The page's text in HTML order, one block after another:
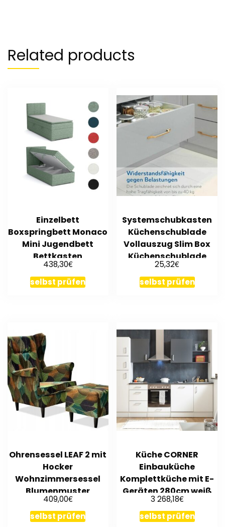
Related products
Einzelbett
Boxspringbett Monaco
Mini Jugendbett
Bettkasten
90/100x200cm
Designbett
438,30€
selbst prüfen
Systemschubkasten
Küchenschublade
Vollauszug Slim Box
Küchenschublade
40kg
25,32€
selbst prüfen
Ohrensessel LEAF 2 mit
Hocker
Wohnzimmersessel
Blumenmuster
409,00€
selbst prüfen
Küche CORNER
Einbauküche
Komplettküche mit E-
Geräten 280cm weiß
3 268,18€
selbst prüfen